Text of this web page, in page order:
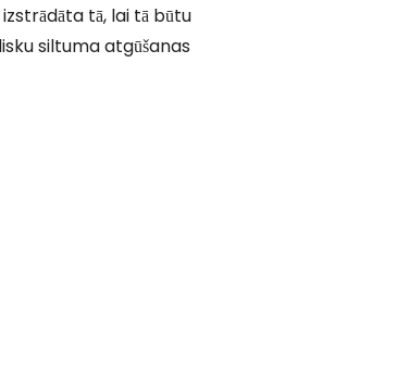
tā, lai tā būtu
siltuma atgūšanas